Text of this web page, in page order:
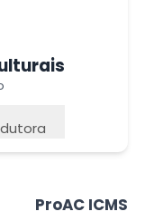
ProAC ICMS